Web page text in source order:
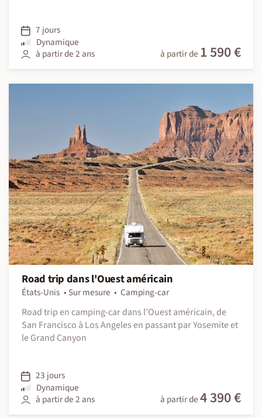
7 jours
Dynamique
à partir de 2 ans
à partir de 1 590 €
Road trip dans l'Ouest américain
États-Unis Sur mesure
Camping-car
Road trip en camping-car dans l'Ouest américain, de
San Francisco à Los Angeles en passant par Yosemite et
le Grand Canyon
23 jours
Dynamique
à partir de 2 ans
à partir de4 390 €